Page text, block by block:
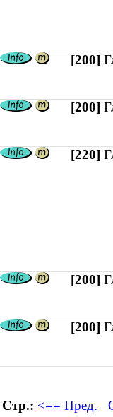
[200]
[200]
[220]
[200]
[200]
Стр.: <== Пред.